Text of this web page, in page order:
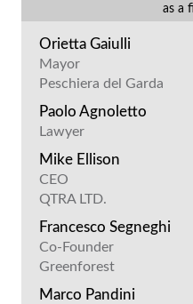
as a
Orietta Gaiulli
Mayor
Peschiera del Garda
Paolo Agnoletto
Lawyer
Mike Ellison
CEO
QTRA LTD.
Francesco Segneghi
Co-Founder
Greenforest
Marco Pandini